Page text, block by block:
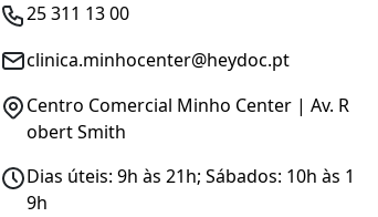
25 311 13 00
clinica.minhocenter@heydoc.pt
Centro Comercial Minho Center | Av. R
obert Smith
Dias úteis: 9h às 21h; Sábados: 10h às 1
9h